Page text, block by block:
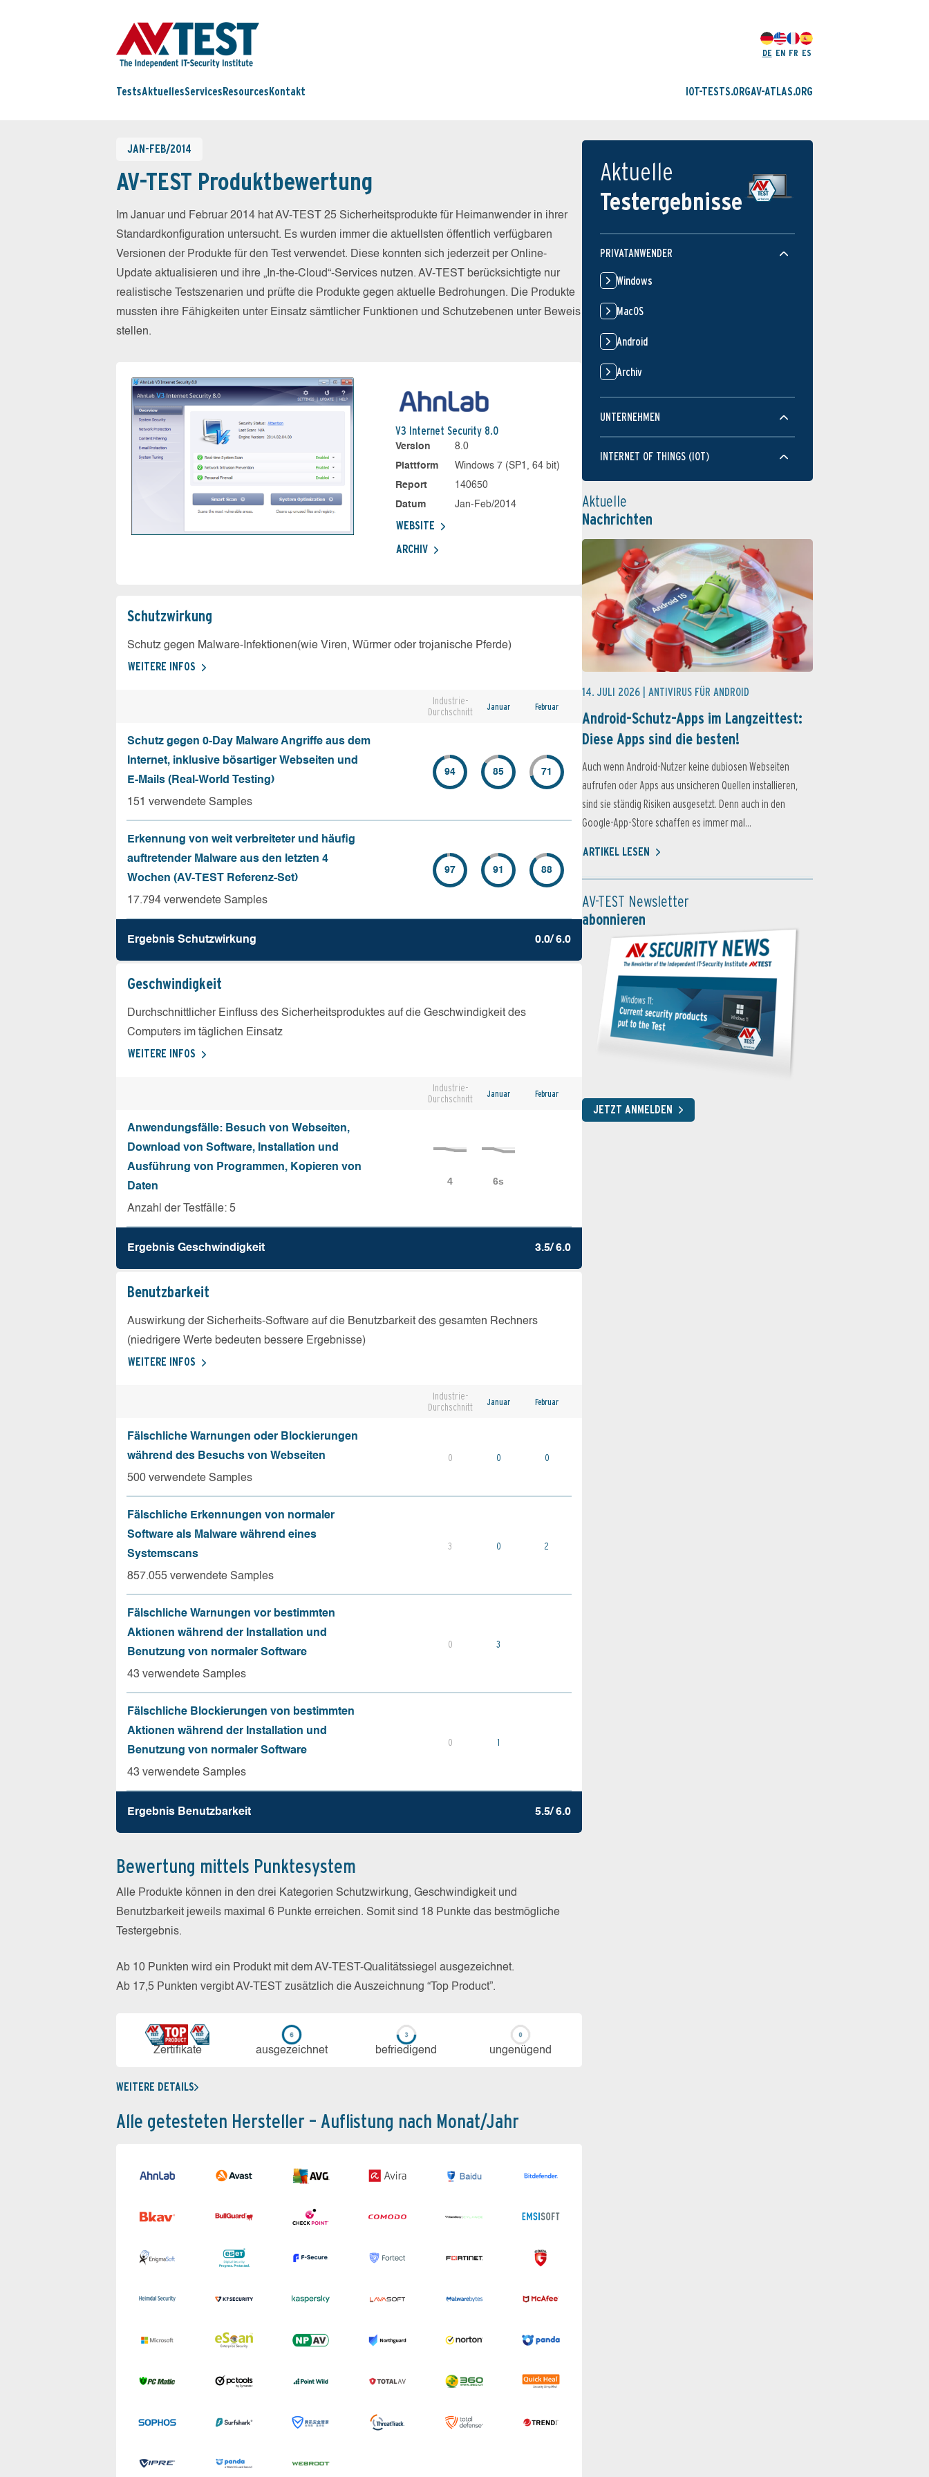
DE EN FR ES
TestsAktuellesServices Resources Kontakt IOT-TESTS.ORGAV-ATLAS.ORG
JAN-FEB/2014
AV-TEST Produktbewertung
Im Januar und Februar 2014 hat AV-TEST 25 Sicherheitsprodukte für Heimanwender in ihrer
Standardkonfiguration untersucht. Es wurden immer die aktuellsten öffentlich verfügbaren
Versionen der Produkte für den Test verwendet. Diese konnten sich jederzeit per Online-
Update aktualisieren und ihre „In-the-Cloud“-Services nutzen. AV-TEST berücksichtigte nur
realistische Testszenarien und prüfte die Produkte gegen aktuelle Bedrohungen. Die Produkte
mussten ihre Fähigkeiten unter Einsatz sämtlicher Funktionen und Schutzebenen unter Beweis
stellen.
V3 Internet Security 8.0
Version
8.0
Plattform
Windows 7 (SP1, 64 bit)
Report
140650
Datum
Jan-Feb/2014
WEBSITE
ARCHIV
Schutz­wirkung
Schutz gegen Malware-Infektionen(wie Viren, Würmer oder trojanische Pferde)
WEITERE INFOS
Industrie-
Durchschnitt
Januar Februar
Schutz gegen 0-Day Malware Angriffe aus dem
Internet, inklusive bösartiger Webseiten und
E-Mails (Real-World Testing)
151 verwendete Samples
94 85 71
Erkennung von weit verbreiteter und häufig
auftretender Malware aus den letzten 4
Wochen (AV-TEST Referenz-Set)
17.794 verwendete Samples
97 91 88
Ergebnis Schutz­wirkung 0.0/ 6.0
Geschw­indigkeit
Durchschnittlicher Einfluss des Sicherheitsproduktes auf die Geschwindigkeit des
Computers im täglichen Einsatz
WEITERE INFOS
Industrie-
Durchschnitt
Januar Februar
Anwendungsfälle: Besuch von Webseiten,
Download von Software, Installation und
Ausführung von Programmen, Kopieren von
Daten
Anzahl der Testfälle: 5
Ergebnis Geschw­indigkeit 3.5/ 6.0
Benutz­barkeit
Auswirkung der Sicherheits-Software auf die Benutzbarkeit des gesamten Rechners
(niedrigere Werte bedeuten bessere Ergebnisse)
WEITERE INFOS
Industrie-
Durchschnitt
Januar Februar
Fälschliche Warnungen oder Blockierungen
während des Besuchs von Webseiten
500 verwendete Samples
0 0 0
Fälschliche Erkennungen von normaler
Software als Malware während eines
Systemscans
857.055 verwendete Samples
3 0 2
Fälschliche Warnungen vor bestimmten
Aktionen während der Installation und
Benutzung von normaler Software
43 verwendete Samples
0 3
Fälschliche Blockierungen von bestimmten
Aktionen während der Installation und
Benutzung von normaler Software
43 verwendete Samples
0 1
Ergebnis Benutz­barkeit 5.5/ 6.0
Bewertung mittels Punktesystem
Alle Produkte können in den drei Kategorien Schutzwirkung, Geschwindigkeit und
Benutzbarkeit jeweils maximal 6 Punkte erreichen. Somit sind 18 Punkte das bestmögliche
Testergebnis.
Ab 10 Punkten wird ein Produkt mit dem AV-TEST-Qualitätssiegel ausgezeichnet.
Ab 17,5 Punkten vergibt AV-TEST zusätzlich die Auszeichnung “Top Product”.
Zerti­fikate aus­ge­zeich­net be­frie­di­gend un­ge­nü­gend
WEITERE DETAILS
Alle getesteten Hersteller – Auflistung nach Monat/Jahr
Aktuelle
Testergebnisse
PRIVATANWENDER
Windows
MacOS
Android
Archiv
UNTERNEHMEN
INTERNET OF THINGS (IOT)
Aktuelle
Nachrichten
14. JULI 2026 | ANTIVIRUS FÜR ANDROID
Android-Schutz-Apps im Langzeittest:
Diese Apps sind die besten!
Auch wenn Android-Nutzer keine dubiosen Webseiten
aufrufen oder Apps aus unsicheren Quellen installieren,
sind sie ständig Risiken ausgesetzt. Denn auch in den
Google-App-Store schaffen es immer mal...
ARTIKEL LESEN
AV-TEST Newsletter
abonnieren
JETZT ANMELDEN